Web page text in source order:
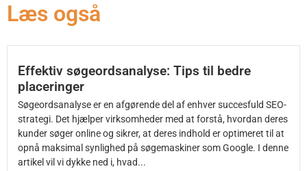
Læs også
Effektiv søgeordsanalyse: Tips til bedre
placeringer
Søgeordsanalyse er en afgørende del af enhver succesfuld SEO-
strategi. Det hjælper virksomheder med at forstå, hvordan deres
kunder søger online og sikrer, at deres indhold er optimeret til at
opnå maksimal synlighed på søgemaskiner som Google. I denne
artikel vil vi dykke ned i, hvad...